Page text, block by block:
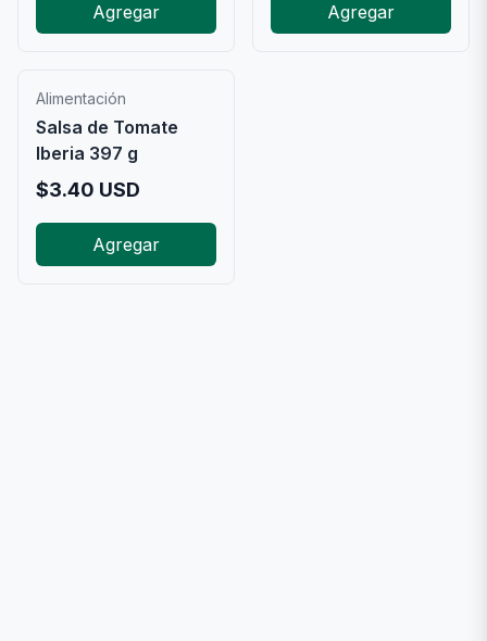
Agregar Agregar
Alimentación
Salsa de Tomate
Iberia 397 g
$3.40 USD
Agregar